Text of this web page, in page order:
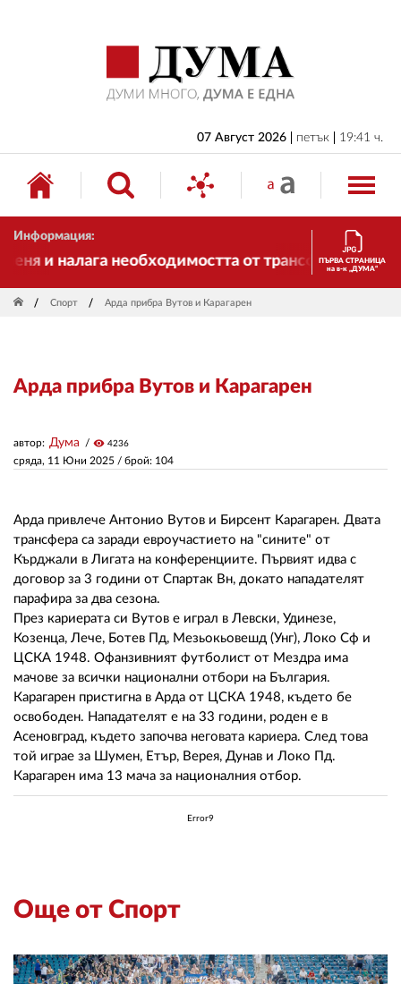
07 Август 2026 петък 19:41 ч.
Информация:
и налага необходимостта от трансформации. И
ПЪРВА СТРАНИЦА
на в-к „ДУМА“
Спорт Арда прибра Вутов и Карагарен
Арда прибра Вутов и Карагарен
сряда, 11 Юни 2025 / брой: 104
автор: Дума visibility 4236
Арда привлече Антонио Вутов и Бирсент Карагарен. Двата
трансфера са заради евроучастието на "сините" от
Кърджали в Лигата на конференциите. Първият идва с
договор за 3 години от Спартак Вн, докато нападателят
парафира за два сезона.
През кариерата си Вутов е играл в Левски, Удинезе,
Козенца, Лече, Ботев Пд, Мезьокьовешд (Унг), Локо Сф и
ЦСКА 1948. Офанзивният футболист от Мездра има
мачове за всички национални отбори на България.
Карагарен пристигна в Арда от ЦСКА 1948, където бе
освободен. Нападателят е на 33 години, роден е в
Асеновград, където започва неговата кариера. След това
той играе за Шумен, Етър, Верея, Дунав и Локо Пд.
Карагарен има 13 мача за националния отбор.
Error9
Още от Спорт
БЪЛГАРИЯ
ИКОНОМИКА
ИЗБОРИ
СВЯТ
ДРУГИ
РЕДАКЦИЯ
КОНТАКТИ
РЕКЛАМА
АБОНАМЕНТ
УСЛОВИЯ ЗА ПОЛЗВАНЕ
ПОЛИТИКА ЗА БИСКВИТКИТЕ
ПОЛИТИКАТА ЗА
ПОВЕРИТЕЛНОСТ